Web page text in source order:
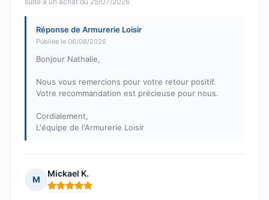
Réponse de Armurerie Loisir
Publiée le 06/08/2026
Bonjour Nathalie,
Nous vous remercions pour votre retour positif.
Votre recommandation est précieuse pour nous.
Cordialement,
L'équipe de l'Armurerie Loisir
M
Mickael K.
Note : 5 sur 5